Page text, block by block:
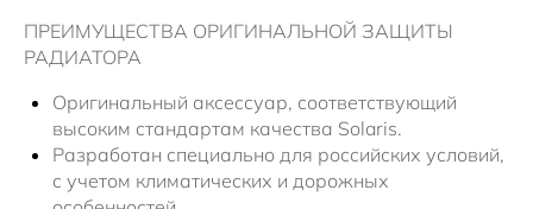
ПРЕИМУЩЕСТВА ОРИГИНАЛЬНОЙ ЗАЩИТЫ
РАДИАТОРА
Оригинальный аксессуар, соответствующий
высоким стандартам качества Solaris.
Разработан специально для российских условий,
с учетом климатических и дорожных